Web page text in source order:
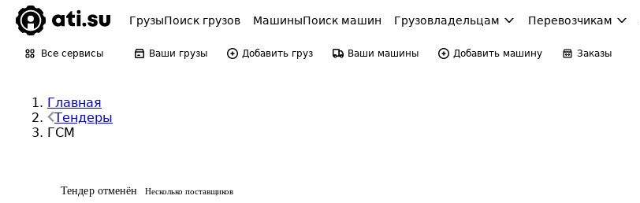
ГрузыПоиск грузов МашиныПоиск машин Грузовладельцам Перевозчикам
Все сервисы Ваши грузы Добавить груз Ваши машины Добавить машину Заказы
Главная
Тендеры
ГСМ
Тендер отменён Несколько поставщиков